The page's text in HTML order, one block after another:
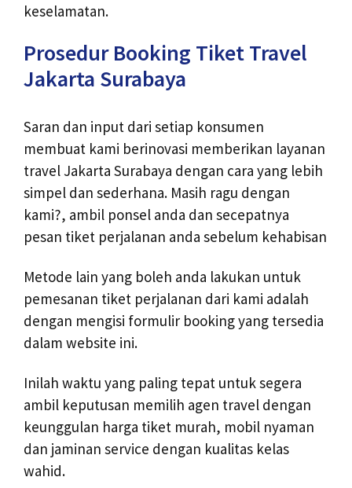
keselamatan.
Prosedur Booking Tiket Travel
Jakarta Surabaya
Saran dan input dari setiap konsumen
membuat kami berinovasi memberikan layanan
travel Jakarta Surabaya dengan cara yang lebih
simpel dan sederhana. Masih ragu dengan
kami?, ambil ponsel anda dan secepatnya
pesan tiket perjalanan anda sebelum kehabisan
Metode lain yang boleh anda lakukan untuk
pemesanan tiket perjalanan dari kami adalah
dengan mengisi formulir booking yang tersedia
dalam website ini.
Inilah waktu yang paling tepat untuk segera
ambil keputusan memilih agen travel dengan
keunggulan harga tiket murah, mobil nyaman
dan jaminan service dengan kualitas kelas
wahid.